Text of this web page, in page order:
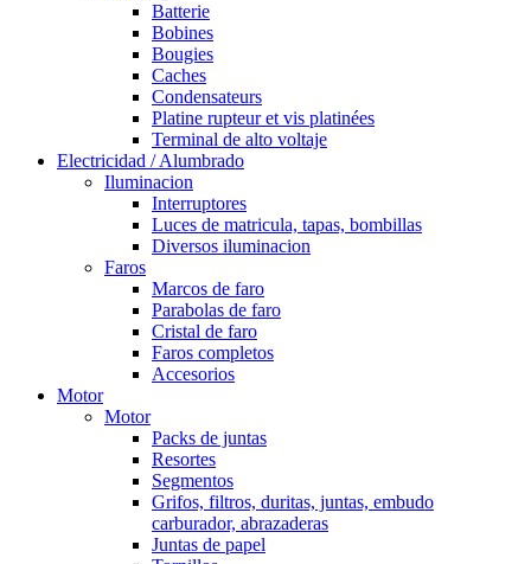
Batterie
Bobines
Bougies
Caches
Condensateurs
Platine rupteur et vis platinées
Terminal de alto voltaje
Electricidad / Alumbrado
Iluminacion
Interruptores
Luces de matricula, tapas, bombillas
Diversos iluminacion
Faros
Marcos de faro
Parabolas de faro
Cristal de faro
Faros completos
Accesorios
Motor
Motor
Packs de juntas
Resortes
Segmentos
Grifos, filtros, duritas, juntas, embudo
carburador, abrazaderas
Juntas de papel